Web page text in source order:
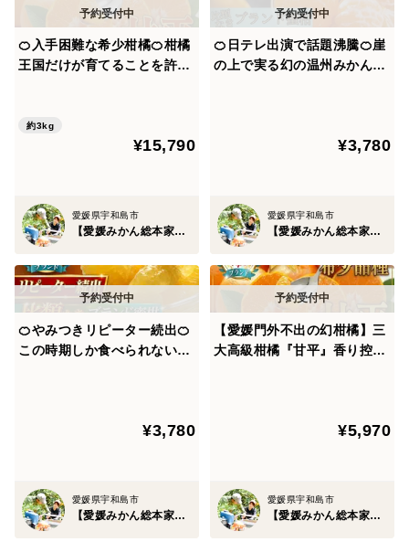
さに、【柑橘界のプリンセス】と呼ぶにふさわしい存在
感。
話ではありません。
夏から秋、太陽が仕込んだ甘みと香りが、冬に完成す
その“晴れの蓄え”をまとった果実だけが名乗れる。「晴
れ姫(はれひめ)」
その条件を満たした果実だけが授かる王号、それが晴れ
姫（はれひめ）です。
度オーバー崖の上の宇和島ブランドみかん
🍊入手困難な希少柑橘🍊柑橘
王国だけが育てることを許さ
旬予約】
約3kg
¥15,790
愛媛県宇和島市
【愛媛みかん総本家】山内ファーム崖上の宇和島ブランド
🍊日テレ出演で話題沸騰🍊崖
の上で実る幻の温州みかん希
¥3,780
愛媛県宇和島市
【愛媛みかん総本家】山内ファーム崖上の宇和島ブランド
🍊やみつきリピーター続出🍊
この時期しか食べられない
ンペーン約1kg【2027年4月
¥3,780
愛媛県宇和島市
【愛媛みかん総本家】山内ファーム崖上の宇和島ブランド
【愛媛門外不出の幻柑橘】三
大高級柑橘『甘平』香り控え
ペーン約1㎏【2月上旬予約】
¥5,970
愛媛県宇和島市
【愛媛みかん総本家】山内ファーム崖上の宇和島ブランド